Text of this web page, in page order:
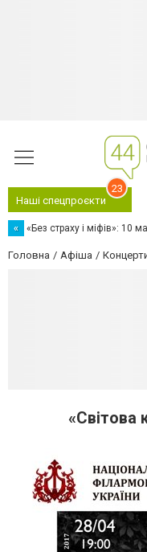
Наші спецпроєкти
23
« «Без страху і міфів»: 10
Головна Афіша
«Світова